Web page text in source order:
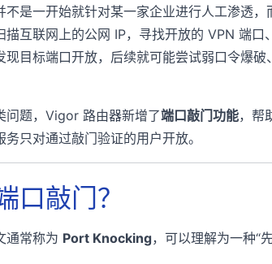
不是一开始就针对某一家企业进行人工渗透
描互联网上的公网 IP，寻找开放的 VPN 端
现目标端口开放，后续就可能尝试弱口令爆
问题，Vigor 路由器新增了端口敲门功能，帮
务只对通过敲门验证的用户开放。
口敲门？
通常称为 Port Knocking，可以理解为一种“